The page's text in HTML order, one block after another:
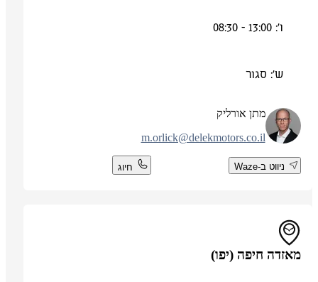
ש': סגור
מתן אורליק
m.orlick@delekmotors.co.il
ניווט ב-Waze חיוג
מאזדה חיפה (יפו)